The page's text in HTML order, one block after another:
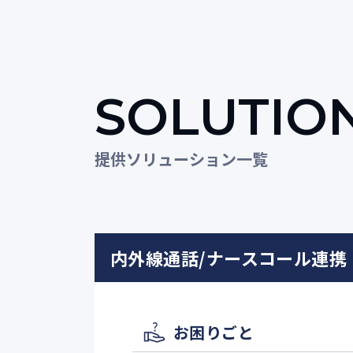
提供ソリューション一覧
内外線通話/ナースコール連携
お困りごと